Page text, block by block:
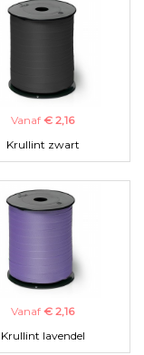
Vanaf € 2,16
Krullint zwart
Vanaf € 2,16
Krullint lavendel